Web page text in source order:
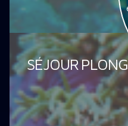
SÉJOUR